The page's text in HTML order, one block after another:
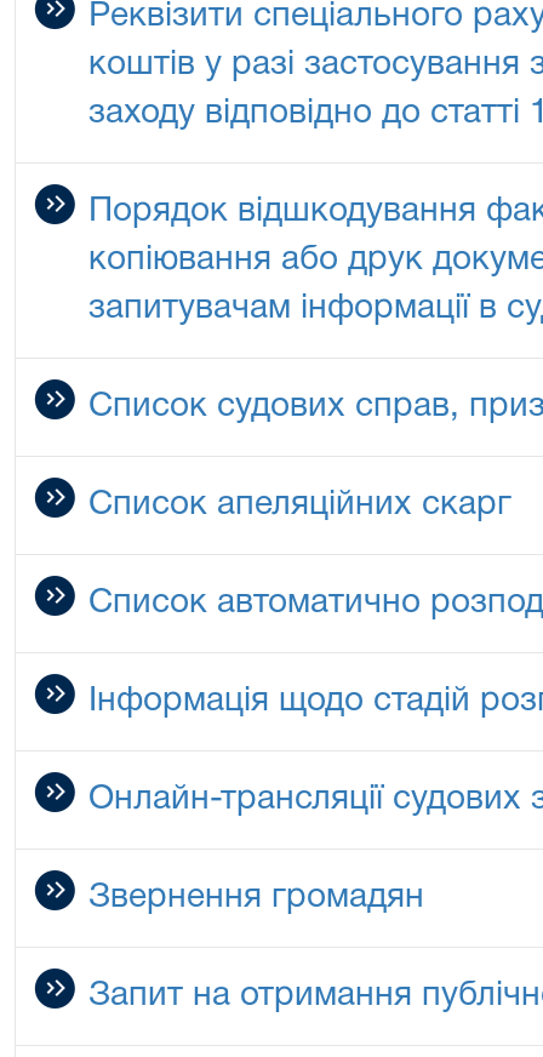
Реквізити спеціального
коштів у разі застосування
заходу відповідно до
Порядок відшкодування
копіювання або друк
запитувачам інформації в
Список судових справ,
Список апеляційних скарг
Список автоматично
Інформація щодо стадій
Онлайн-трансляції судових
Звернення громадян
Запит на отримання